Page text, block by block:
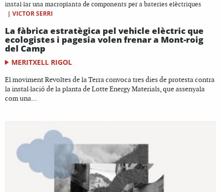
instal·lar una macroplanta de components per a bateries elèctriques
| VICTOR SERRI
La fàbrica estratègica pel vehicle elèctric que
ecologistes i pagesia volen frenar a Mont-roig
del Camp
MERITXELL RIGOL
El moviment Revoltes de la Terra convoca tres dies de protesta contra
la instal·lació de la planta de Lotte Energy Materials, que assenyala
com una...